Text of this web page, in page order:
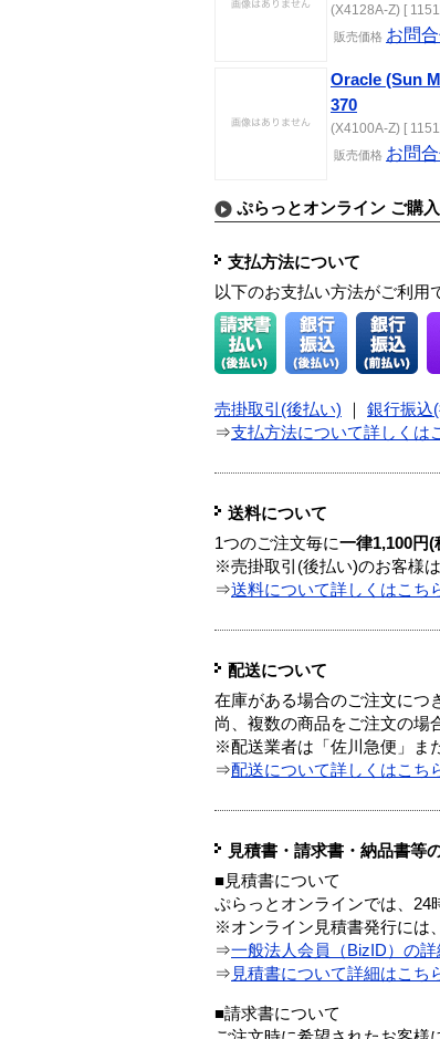
(X4128A-Z) [
販売価格 お問
Oracle (Sun
370
(X4100A-Z) [
販売価格 お問
ぷらっとオンライン ご購
支払方法について
以下のお支払い方法がご利用
売掛取引(後払い) 銀行振込
⇒支払方法について詳しくは
送料について
1つのご注文毎に一律1,100円(
※売掛取引(後払い)のお客様
⇒送料について詳しくはこち
配送について
在庫がある場合のご注文につ
尚、複数の商品をご注文の場
※配送業者は「佐川急便」ま
⇒配送について詳しくはこち
見積書・請求書・納品書等
■見積書について
ぷらっとオンラインでは、24
※オンライン見積書発行には
⇒一般法人会員（BizID）の詳
⇒ 見積書について詳細はこち
■請求書について